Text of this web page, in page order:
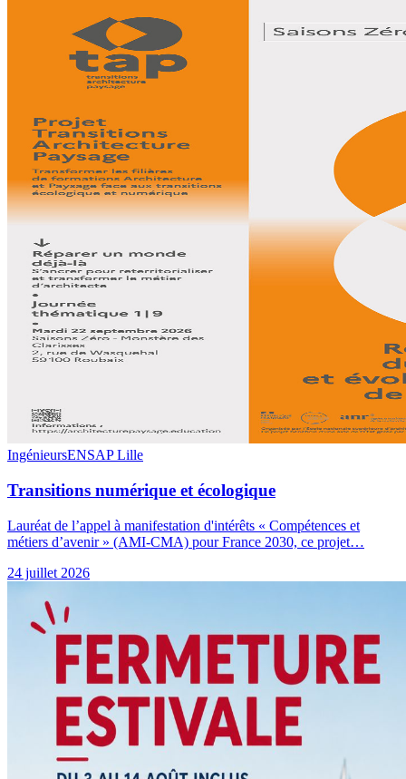
IngénieursENSAP Lille
Transitions numérique et écologique
Lauréat de l’appel à manifestation d'intérêts « Compétences et
métiers d’avenir » (AMI-CMA) pour France 2030, ce projet…
24 juillet 2026